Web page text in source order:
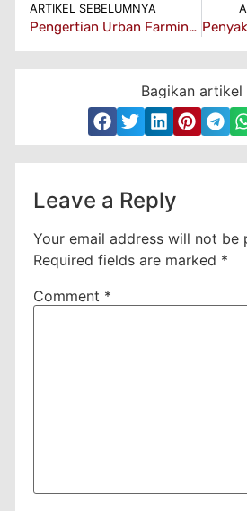
ARTIKEL SEBELUMNYA
Pengertian Urban Farming dan Keuntungannya
Bagikan artikel
Leave a Reply
Your email address will not be
Required fields are marked *
Comment *